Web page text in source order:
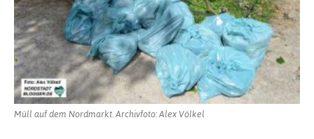
Müll auf dem Nordmarkt. Archivfoto: Alex Völkel